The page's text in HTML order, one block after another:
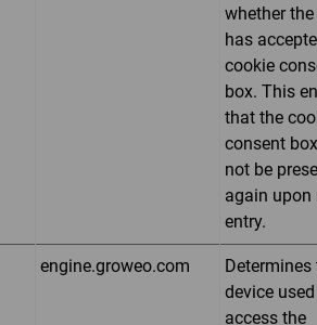
whether
has
cookie
box. This
that the
consent box
not be
again upon
entry.
engine.groweo.com
Determines
device
access the